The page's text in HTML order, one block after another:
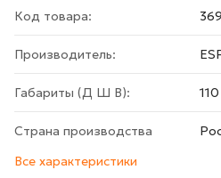
Код товара:
Производитель:
Габариты (Д Ш В):
Страна производства
Все характеристики